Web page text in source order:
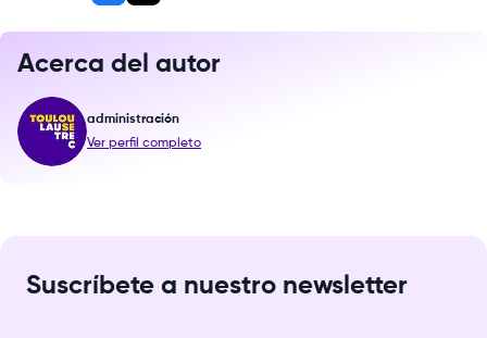
Acerca del autor
administración
Ver perfil completo
Suscríbete a nuestro newsletter